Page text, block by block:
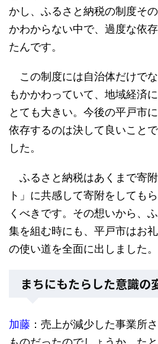
かし、ふるさと納税の制度そ
かわからない中で、過度な依
たんです。
この制度には自治体だけで
もかかわっていて、地域経済
とても大きい。今後の平戸市
依存するのは決して良いこと
した。
ふるさと納税はあくまで寄
ト」に共感して寄附をしても
くべきです。その想いから、
集を組む時にも、平戸市はお
の使い道を全面に出しました。
まちにもたらした意識の
加藤 ：売上が減少した事業所